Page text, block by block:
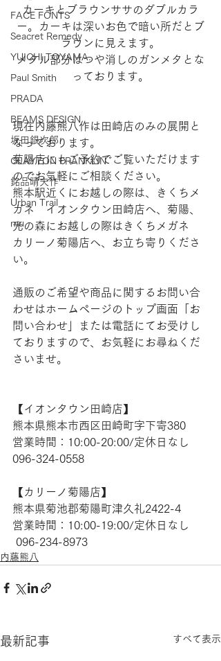
FACE FONTS
Seacret Remedy
YUICHI TOYAMA.
Paul Smith
PRADA
BEAMS DESIGN
坂田銀次郎
CLAYTON FRANKLIN
銘品晴夫作
Urban Trail
mu
カーキとブラウンササのダブルカラ
ー。カーキは深いお色で暗い所だとブ
ラウンに見えます。
メタル部分はつや消しのガンメタとな
っております。
現在内藤熊八作は田崎店のみの展開と
なっております。
菊陽店にもご予約でご覧いただけます
のでお気軽にご相談ください。
熊本駅近くにお越しの際は、きくちメ
ガネ　イオンタウン田崎店へ、菊陽、
光の森にお越しの際はきくちメガネ
カリーノ菊陽店へ、お立ち寄りくださ
い。
通販のご希望や商品に関するお問い合
わせはホームページのトップ画面「お
問い合わせ」または電話にてお受けし
ておりますので、お気軽にお尋ねくだ
さいませ。
【​イオンタウン田崎店】
熊本県熊本市西区田崎町字下寄380
営業時間：10:00-20:00/定休日なし
096-324-0558
【​カリーノ菊陽店】
熊本県菊池郡菊陽町津久礼2422-4
営業時間：10:00-19:00/定休日なし
096-234-8973
内藤熊八
最新記事 すべて表示